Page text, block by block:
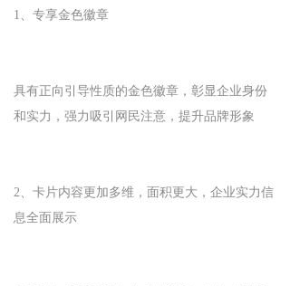
1、专享金色徽章
具有正向引导性质的金色徽章，彰显企业身份
和实力，强力吸引网民注意，提升品牌形象
2、卡片内容更加多维，面积更大，企业实力信
息全面展示